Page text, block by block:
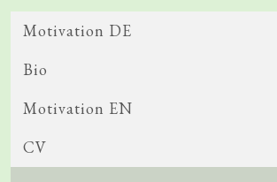
Motivation DE
Bio
Motivation EN
CV